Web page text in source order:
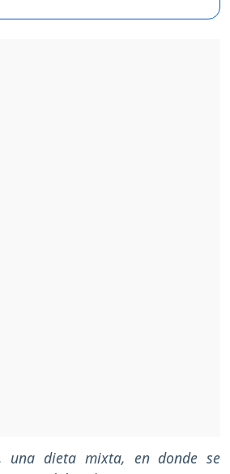
una dieta mixta, en donde se